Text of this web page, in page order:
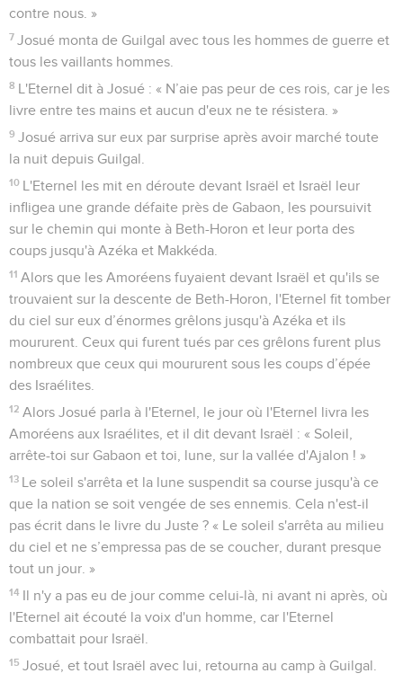
contre nous. »
7 Josué monta de Guilgal avec tous les hommes de guerre et
tous les vaillants hommes.
8 L'Eternel dit à Josué : « N’aie pas peur de ces rois, car je les
livre entre tes mains et aucun d'eux ne te résistera. »
9 Josué arriva sur eux par surprise après avoir marché toute
la nuit depuis Guilgal.
10 L'Eternel les mit en déroute devant Israël et Israël leur
infligea une grande défaite près de Gabaon, les poursuivit
sur le chemin qui monte à Beth-Horon et leur porta des
coups jusqu'à Azéka et Makkéda.
11 Alors que les Amoréens fuyaient devant Israël et qu'ils se
trouvaient sur la descente de Beth-Horon, l'Eternel fit tomber
du ciel sur eux d’énormes grêlons jusqu'à Azéka et ils
moururent. Ceux qui furent tués par ces grêlons furent plus
nombreux que ceux qui moururent sous les coups d’épée
des Israélites.
12 Alors Josué parla à l'Eternel, le jour où l'Eternel livra les
Amoréens aux Israélites, et il dit devant Israël : « Soleil,
arrête-toi sur Gabaon et toi, lune, sur la vallée d'Ajalon ! »
13 Le soleil s'arrêta et la lune suspendit sa course jusqu'à ce
que la nation se soit vengée de ses ennemis. Cela n'est-il
pas écrit dans le livre du Juste ? « Le soleil s'arrêta au milieu
du ciel et ne s’empressa pas de se coucher, durant presque
tout un jour. »
14 Il n'y a pas eu de jour comme celui-là, ni avant ni après, où
l'Eternel ait écouté la voix d'un homme, car l'Eternel
combattait pour Israël.
15 Josué, et tout Israël avec lui, retourna au camp à Guilgal.